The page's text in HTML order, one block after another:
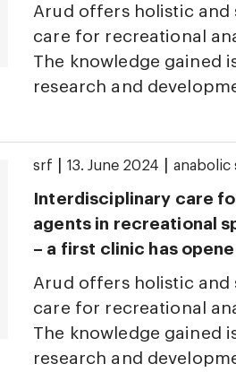
Arud offers holistic and
care for recreational
The knowledge gained
research and
srf 13. June 2024 anabolic
Interdisciplinary care
agents in recreational
– a first clinic has
Arud offers holistic and
care for recreational
The knowledge gained
research and